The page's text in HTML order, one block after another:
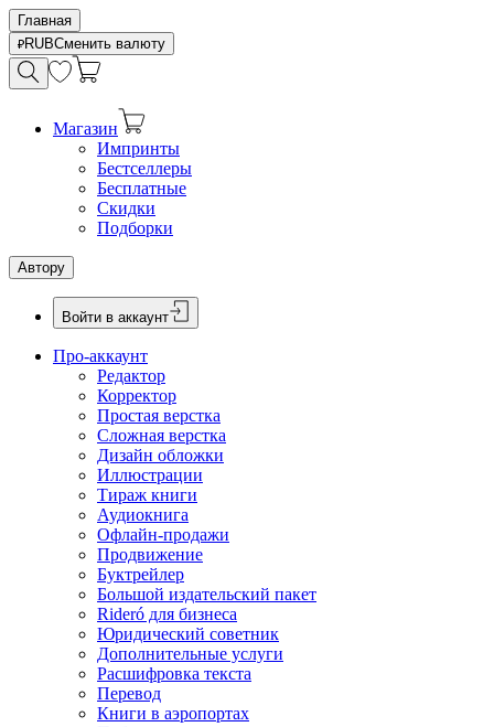
Главная
RUBСменить валюту
Магазин
Импринты
Бестселлеры
Бесплатные
Скидки
Подборки
Автору
Войти в аккаунт
Про-аккаунт
Редактор
Корректор
Простая верстка
Сложная верстка
Дизайн обложки
Иллюстрации
Тираж книги
Аудиокнига
Офлайн-продажи
Продвижение
Буктрейлер
Большой издательский пакет
Rideró для бизнеса
Юридический советник
Дополнительные услуги
Расшифровка текста
Перевод
Книги в аэропортах